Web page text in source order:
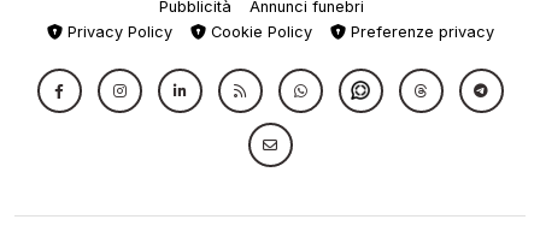
Pubblicità
Annunci funebri
Privacy Policy
Cookie Policy Preferenze privacy